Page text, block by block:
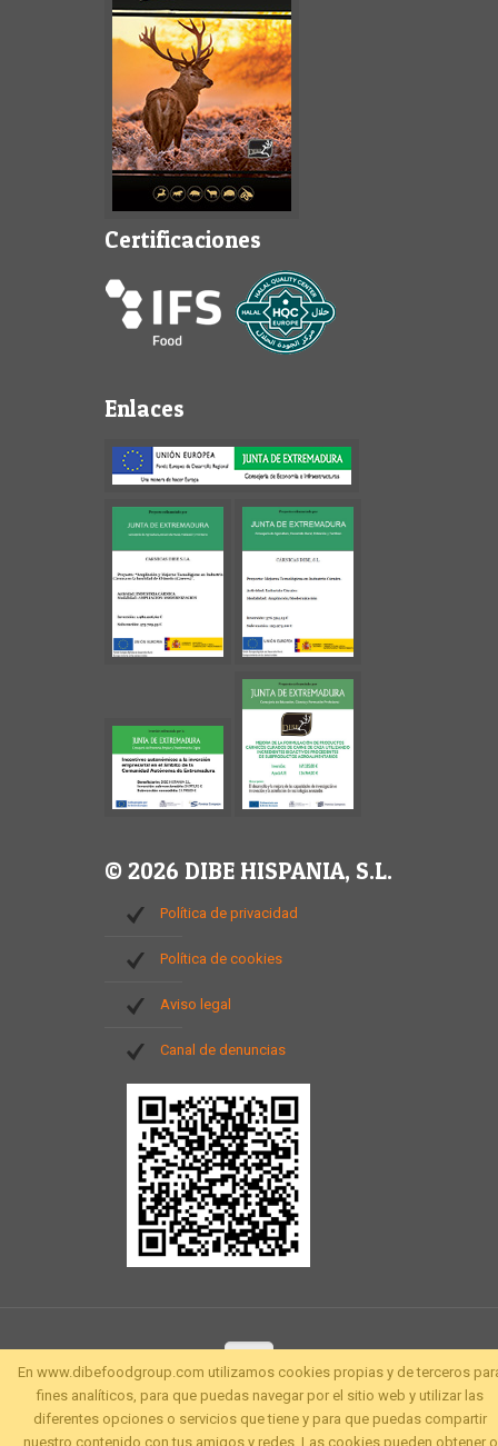
Certificaciones
Enlaces
© 2026 DIBE HISPANIA, S.L.
Política de privacidad
Política de cookies
Aviso legal
Canal de denuncias
En www.dibefoodgroup.com utilizamos cookies propias y de terceros
fines analíticos, para que puedas navegar por el sitio web y utilizar las
diferentes opciones o servicios que tiene y para que puedas compartir
nuestro contenido con tus amigos y redes. Las cookies pueden obtener o